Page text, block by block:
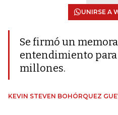
UNIRSE A
Se firmó un
entendimiento para
millones.
KEVIN STEVEN BOHÓRQUEZ